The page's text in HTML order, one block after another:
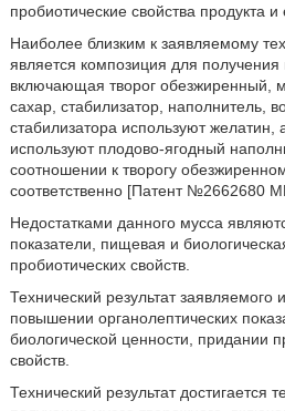
пробиотические свойства продукта и
Наиболее близким к заявляемому
является композиция для получения
включающая творог обезжиренный,
сахар, стабилизатор, наполнитель,
стабилизатора используют желатин,
используют плодово-ягодный
соотношении к творогу
соответственно [Патент №2662680
Недостатками данного мусса
показатели, пищевая и
пробиотических свойств.
Технический результат заявляемого
повышении органолептических
биологической ценности, придании
свойств.
Технический результат достигается